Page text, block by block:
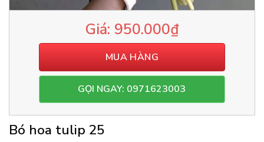
950.000₫
MUA HÀNG
GỌI NGAY: 0971623003
Bó hoa tulip 25